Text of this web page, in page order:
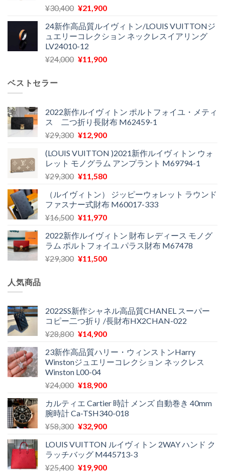
¥27,200
し
た。
は
で
す。
¥30,400 元
価
格
は
¥30,400
¥21,900現
の
価
は
24新作高品質ルイヴィトン/LOUIS VUITTONジ
ュエリーコレクション ネックレスイアリング
LV24010-12
¥24,000 元
¥24,000
で
し
¥11,900現
は
¥11,900
で
ベストセラー
2022新作ルイヴィトン ポルトフォイユ・メティ
ス 二つ折り長財布 M62459-1
¥29,300 元
価
格
は
で
し
た。
¥12,900現
の
価
格
¥12,900
で
す。
(LOUIS VUITTON )2021新作ルイヴィトン ウォ
レット モノグラム アンプラント M69794-1
¥29,300 元
価
格
は
で
し
た。
¥11,580現
の
価
格
¥11,580
で
す。
（ルイヴィトン） ジッピーウォレット ラウンド
ファスナー式財布 M60017-333
¥16,500 元
価
格
は
¥11,970現
の
価
格
2022新作ルイヴィトン 財布 レディース モノグ
ラム ポルトフォイユ パラス財布 M67478
¥29,300 元
¥29,300
で
し
¥11,500現
は
¥11,500
で
人気商品
2022SS新作シャネル高品質CHANEL スーパー
コピー二つ折り /長財布HX2CHAN-022
¥28,800 元
価
格
は
¥28,800
し
た。
¥14,900現
の
価
は
で
す。
23新作高品質ハリー・ウィンストンHarry
Winstonジュエリーコレクション ネックレス
Winston L00-04
¥24,000 元
価
格
は
で
し
た。
¥18,900現
の
価
格
¥18,900
で
す。
カルティエ Cartier 時計 メンズ 自動巻き 40mm
腕時計 Ca-TSH340-018
¥58,300 元
価
格
は
¥32,900現
の
価
格
LOUIS VUITTON ルイヴィトン 2WAY ハンド ク
ラッチバッグ M445713-3
¥25,400 元
¥19,900現